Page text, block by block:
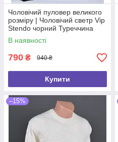
Чоловічий пуловер великого
розміру | Чоловічий светр Vip
Stendo чорний Туреччина
9255 Б
В наявності
790 ₴ 940 ₴
Купити
–15%